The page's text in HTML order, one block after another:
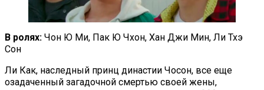
В ролях: Чон Ю Ми, Пак Ю Чхон, Хан Джи Мин, Ли Тхэ
Сон
Ли Как, наследный принц династии Чосон, все еще
озадаченный загадочной смертью своей жены,